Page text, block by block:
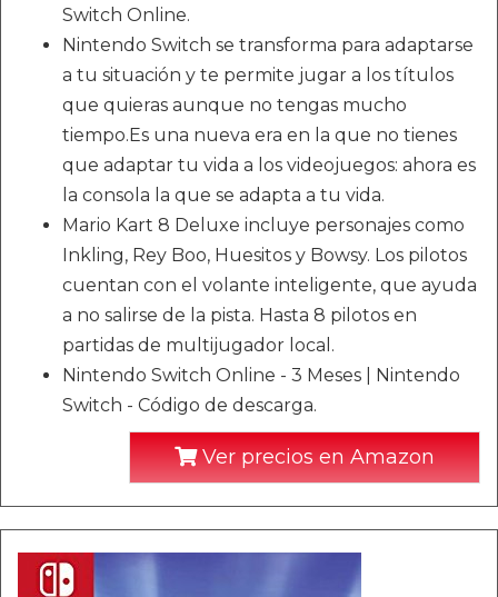
Switch Online.
Nintendo Switch se transforma para adaptarse
a tu situación y te permite jugar a los títulos
que quieras aunque no tengas mucho
tiempo.Es una nueva era en la que no tienes
que adaptar tu vida a los videojuegos: ahora es
la consola la que se adapta a tu vida.
Mario Kart 8 Deluxe incluye personajes como
Inkling, Rey Boo, Huesitos y Bowsy. Los pilotos
cuentan con el volante inteligente, que ayuda
a no salirse de la pista. Hasta 8 pilotos en
partidas de multijugador local.
Nintendo Switch Online - 3 Meses | Nintendo
Switch - Código de descarga.
Ver precios en Amazon